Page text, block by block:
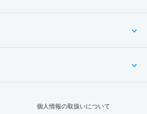
個人情報の取扱いについて